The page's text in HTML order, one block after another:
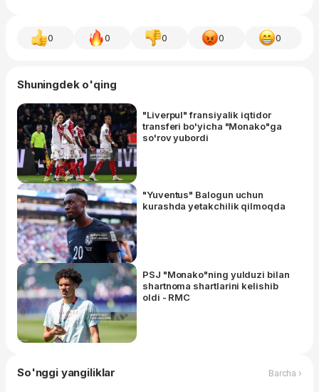
0 0 0 0 0
Shuningdek o'qing
"Liverpul" fransiyalik iqtidor
transferi bo'yicha "Monako"ga
so'rov yubordi
"Yuventus" Balogun uchun
kurashda yetakchilik qilmoqda
PSJ "Monako"ning yulduzi bilan
shartnoma shartlarini kelishib
oldi - RMC
So'nggi yangiliklar Barcha ›